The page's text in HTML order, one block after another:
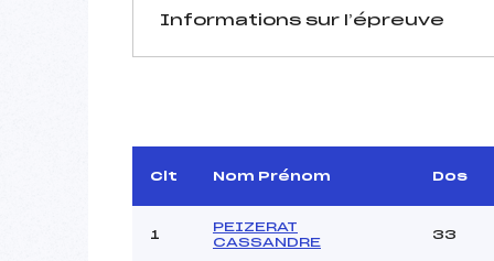
Informations sur l’épreuve
Arbitre :
Assistant :
Clt Nom Prénom Dos
1
PEIZERAT
CASSANDRE
33